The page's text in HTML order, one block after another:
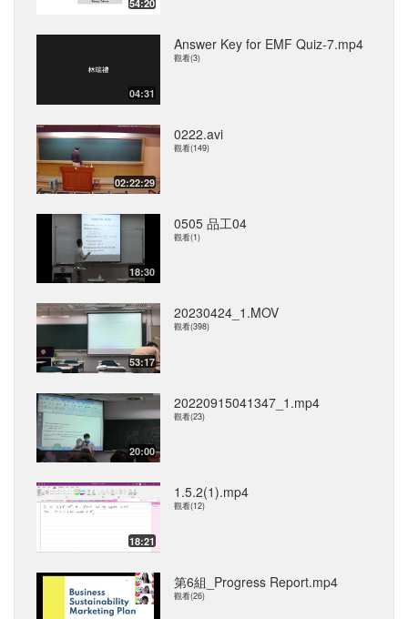
54:20
04:31
Answer Key for EMF Quiz-7.mp4
觀看(3)
02:22:29
0222.avi
觀看(149)
18:30
0505 品工04
觀看(1)
53:17
20230424_1.MOV
觀看(398)
20:00
20220915041347_1.mp4
觀看(23)
18:21
1.5.2(1).mp4
觀看(12)
第6組_Progress Report.mp4
觀看(26)